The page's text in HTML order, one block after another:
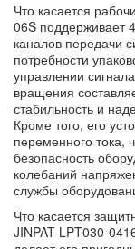
Что касается
06S поддерживает
каналов передачи
потребности
управлении
вращения
стабильность и
Кроме того, его
переменного тока,
безопасность
колебаний
службы
Что касается
JINPAT LPT030-